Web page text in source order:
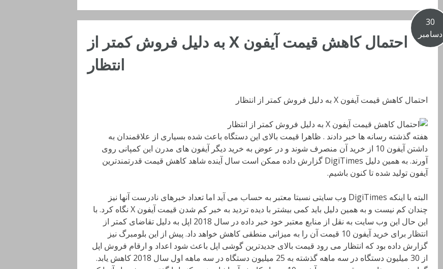
30
دسامبر
احتمال کاهش قیمت آیفون X به دلیل فروش کمتر از
انتظار
احتمال کاهش قیمت آیفون X به دلیل فروش کمتر از انتظار
هفته گذشته رسانه ها خبر دادند . ظاهرا قیمت بالای این دستگاه باعث شده بسیاری از علاقمندان به
داشتن آیفون 10 از خرید آن منصرف شوند و در عوض به خرید دیگر آیفون های مدرن این کمپانی روی
آورند. به همین دلیل DigiTimes گزارش داده ممکن است سال آینده شاهد کاهش قیمت قدرتمندترین
آیفون تولید شده تا کنون باشیم.
البته با اینکه DigiTimes وب سایتی نسبتا معتبر به حساب می آید اما تعداد خبرهای نادرست آنها نیز
چندان کم نیست و به همین دلیل باید کمی بیشتر با دیده تردید به خبر کم شدن قیمت آیفون X نگاه کرد. با
این حال این وب سایت به نقل از منابع معتبر خود خبر داده در سال 2018 اپل به دلیل تقاضای کمتر از
انتظار برای خرید آیفون 10 قیمت آن را به میزانی منطقی کاهش خواهد داد. پیش از این بلومبرگ نیز
گزارش داده بود که انتظار می رود قیمت بالای جدیدترین گوشی اپل باعث شود اعداد و ارقام فروش اپل
از 30 میلیون دستگاه در سه ماهه گذشته به 25 میلیون دستگاه در سه ماهه اول سال 2018 کاهش یابد.